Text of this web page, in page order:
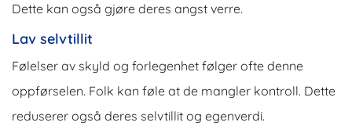
Dette kan også gjøre deres angst verre.
Lav selvtillit
Følelser av skyld og forlegenhet følger ofte denne
oppførselen. Folk kan føle at de mangler kontroll. Dette
reduserer også deres selvtillit og egenverdi.